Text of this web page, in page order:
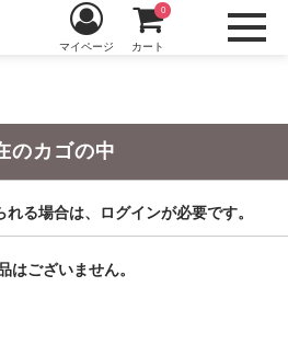
マイページ カート
0
のカゴの中
る場合は、ログインが必要です。
ございません。